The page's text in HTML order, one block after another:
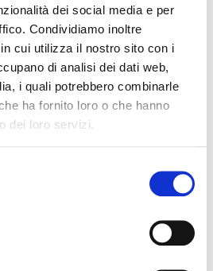
dei social media e per
Condividiamo inoltre
cui utilizza il nostro sito con i
di analisi dei dati web,
i quali potrebbero combinarle
ha fornito loro o che hanno
dei loro servizi.